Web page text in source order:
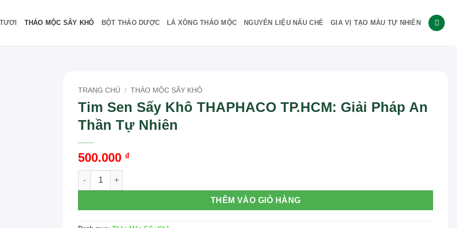
THẢO MỘC SẤY KHÔ BỘT THẢO DƯỢC LÁ XÔNG THẢO MỘC NGUYÊN LIỆU NẤU CHÈ GIA VỊ TẠO MÀU TỰ NHIÊN
TRANG CHỦ / THẢO MỘC SẤY KHÔ
Tim Sen Sấy Khô THAPHACO TP.HCM: Giải Pháp An
Thần Tự Nhiên
500.000 ₫
Tim Sen Sấy Khô THAPHACO TP.HCM: Giải Pháp An Thần Tự Nhiên số lượng
THÊM VÀO GIỎ HÀNG